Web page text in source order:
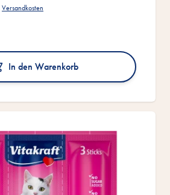
Versandkosten
In den Warenkorb